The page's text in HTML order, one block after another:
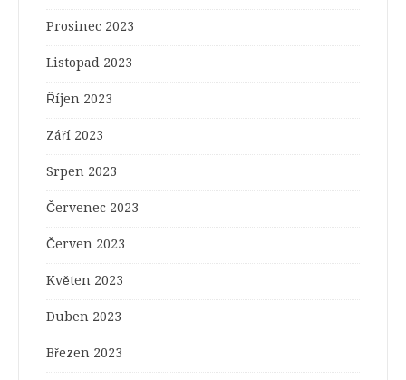
Prosinec 2023
Listopad 2023
Říjen 2023
Září 2023
Srpen 2023
Červenec 2023
Červen 2023
Květen 2023
Duben 2023
Březen 2023